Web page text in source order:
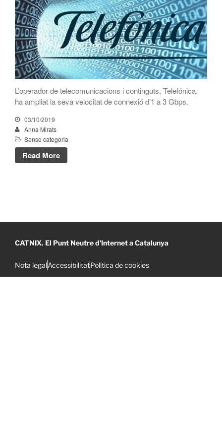
L’operador de telecomunicacions i continguts, Telefónica,
ha ampliat la seva velocitat de connexió d’1 a 3 Gbps.
03/10/2019
Anna Mirats
Sense categoria
Read More
CATNIX. El Punt Neutre d'Internet a Catalunya
Nota legalAccessibilitatPolítica de cookies